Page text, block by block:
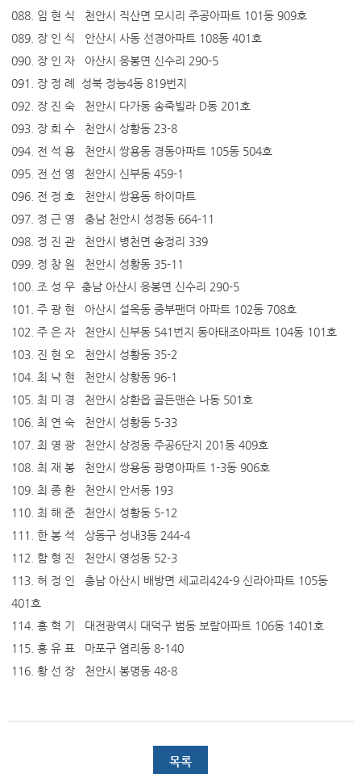
088. 임 현 식 천안시 직산면 모시리 주공아파트 101동 909호
089. 장 인 식 안산시 사동 선경아파트 108동 401호
090. 장 인 자 아산시 응봉면 신수리 290-5
091. 장 정 례 성북 정능4동 819번지
092. 장 진 숙 천안시 다가동 송죽빌라 D동 201호
093. 장 희 수 천안시 상황동 23-8
094. 전 석 용 천안시 쌍용동 경동아파트 105동 504호
095. 전 선 영 천안시 신부동 459-1
096. 전 정 호 천안시 쌍용동 하이마트
097. 정 근 영 충남 천안시 성정동 664-11
098. 정 진 관 천안시 병천면 송정리 339
099. 정 창 원 천안시 성황동 35-11
100. 조 성 우 충남 아산시 응봉면 신수리 290-5
101. 주 광 현 아산시 설옥동 중부팬더 아파트 102동 708호
102. 주 은 자 천안시 신부동 541번지 동아태조아파트 104동 101호
103. 진 현 오 천안시 성황동 35-2
104. 최 낙 현 천안시 상황동 96-1
105. 최 미 경 천안시 상환읍 골든맨숀 나동 501호
106. 최 연 숙 천안시 성황동 5-33
107. 최 영 광 천안시 상정동 주공6단지 201동 409호
108. 최 재 봉 천안시 쌍용동 광명아파트 1-3동 906호
109. 최 종 환 천안시 안서동 193
110. 최 해 준 천안시 성황동 5-12
111. 한 봉 석 상동구 성내3동 244-4
112. 함 형 진 천안시 영성동 52-3
113. 허 정 인 충남 아산시 배방면 세교리424-9 신라아파트 105동
401호
114. 홍 혁 기 대전광역시 대덕구 범동 보람아파트 106동 1401호
115. 홍 유 표 마포구 염리동 8-140
116. 황 선 장 천안시 봉명동 48-8
목록